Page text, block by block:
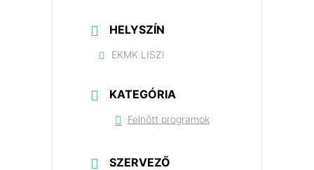
HELYSZÍN
EKMK LISZI
KATEGÓRIA
Felnőtt programok
SZERVEZŐ